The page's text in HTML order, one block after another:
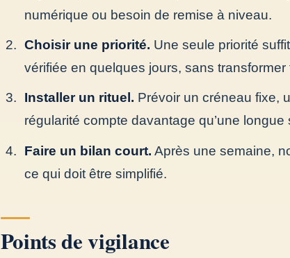
numérique ou besoin de remise à niveau.
Choisir une priorité. Une seule priorité
vérifiée en quelques jours, sans
Installer un rituel. Prévoir un créneau fixe,
régularité compte davantage qu’une longue
Faire un bilan court. Après une semaine,
ce qui doit être simplifié.
Points de vigilance